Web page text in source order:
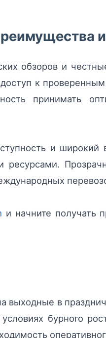
обзоров и
к
принимать
и
и начните получать
выходные в
бурного